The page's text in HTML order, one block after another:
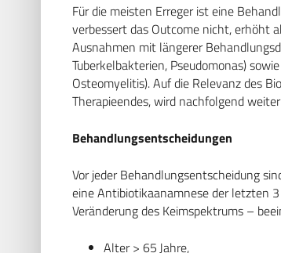
Für die meisten Erreger ist eine
verbessert das Outcome nicht, erhöht
Ausnahmen mit längerer
Tuberkelbakterien, Pseudomonas)
Osteomyelitis). Auf die Relevanz des
Therapieendes, wird nachfolgend
Behandlungsentscheidungen
Vor jeder Behandlungsentscheidung
eine Antibiotikaanamnese der letzten
Veränderung des Keimspektrums –
Alter > 65 Jahre,